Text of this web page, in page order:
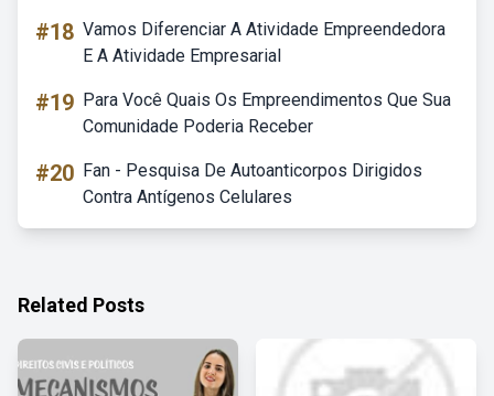
#18 Vamos Diferenciar A Atividade Empreendedora
E A Atividade Empresarial
#19 Para Você Quais Os Empreendimentos Que Sua
Comunidade Poderia Receber
#20 Fan - Pesquisa De Autoanticorpos Dirigidos
Contra Antígenos Celulares
Related Posts